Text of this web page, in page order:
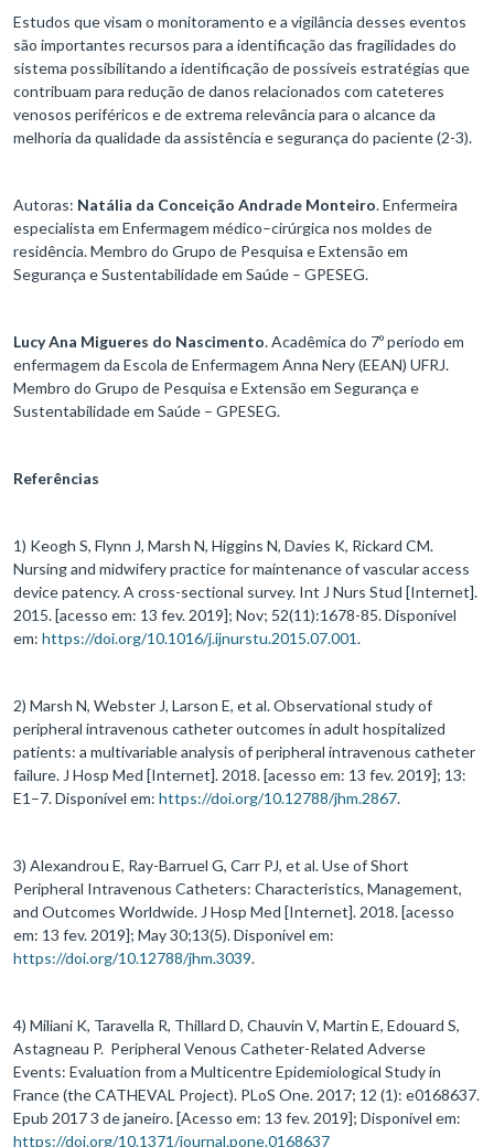
Estudos que visam o monitoramento e a vigilância desses eventos
são importantes recursos para a identificação das fragilidades do
sistema possibilitando a identificação de possíveis estratégias que
contribuam para redução de danos relacionados com cateteres
venosos periféricos e de extrema relevância para o alcance da
melhoria da qualidade da assistência e segurança do paciente (2-3).
Autoras: Natália da Conceição Andrade Monteiro. Enfermeira
especialista em Enfermagem médico–cirúrgica nos moldes de
residência. Membro do Grupo de Pesquisa e Extensão em
Segurança e Sustentabilidade em Saúde – GPESEG.
Lucy Ana Migueres do Nascimento. Acadêmica do 7º período em
enfermagem da Escola de Enfermagem Anna Nery (EEAN) UFRJ.
Membro do Grupo de Pesquisa e Extensão em Segurança e
Sustentabilidade em Saúde – GPESEG.
Referências
1) Keogh S, Flynn J, Marsh N, Higgins N, Davies K, Rickard CM.
Nursing and midwifery practice for maintenance of vascular access
device patency. A cross-sectional survey. Int J Nurs Stud [Internet].
2015. [acesso em: 13 fev. 2019]; Nov; 52(11):1678-85. Disponível
em: https://doi.org/10.1016/j.ijnurstu.2015.07.001.
2) Marsh N, Webster J, Larson E, et al. Observational study of
peripheral intravenous catheter outcomes in adult hospitalized
patients: a multivariable analysis of peripheral intravenous catheter
failure. J Hosp Med [Internet]. 2018. [acesso em: 13 fev. 2019]; 13:
E1–7. Disponível em: https://doi.org/10.12788/jhm.2867.
3) Alexandrou E, Ray-Barruel G, Carr PJ, et al. Use of Short
Peripheral Intravenous Catheters: Characteristics, Management,
and Outcomes Worldwide. J Hosp Med [Internet]. 2018. [acesso
em: 13 fev. 2019]; May 30;13(5). Disponível em:
https://doi.org/10.12788/jhm.3039.
4) Miliani K, Taravella R, Thillard D, Chauvin V, Martin E, Edouard S,
Astagneau P. Peripheral Venous Catheter-Related Adverse
Events: Evaluation from a Multicentre Epidemiological Study in
France (the CATHEVAL Project). PLoS One. 2017; 12 (1): e0168637.
Epub 2017 3 de janeiro. [Acesso em: 13 fev. 2019]; Disponível em:
https://doi.org/10.1371/journal.pone.0168637